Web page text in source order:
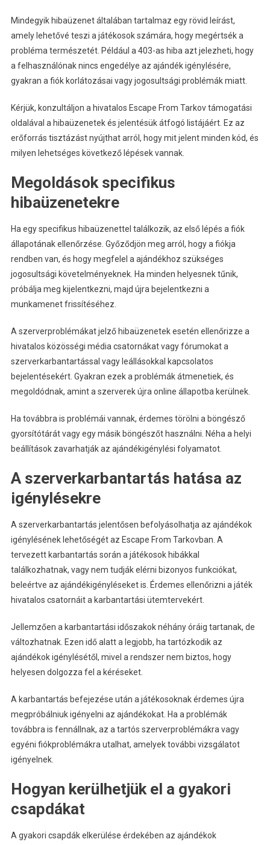
Mindegyik hibaüzenet általában tartalmaz egy rövid leírást,
amely lehetővé teszi a játékosok számára, hogy megértsék a
probléma természetét. Például a 403-as hiba azt jelezheti, hogy
a felhasználónak nincs engedélye az ajándék igénylésére,
gyakran a fiók korlátozásai vagy jogosultsági problémák miatt.
Kérjük, konzultáljon a hivatalos Escape From Tarkov támogatási
oldalával a hibaüzenetek és jelentésük átfogó listájáért. Ez az
erőforrás tisztázást nyújthat arról, hogy mit jelent minden kód, és
milyen lehetséges következő lépések vannak.
Megoldások specifikus
hibaüzenetekre
Ha egy specifikus hibaüzenettel találkozik, az első lépés a fiók
állapotának ellenőrzése. Győződjön meg arról, hogy a fiókja
rendben van, és hogy megfelel a ajándékhoz szükséges
jogosultsági követelményeknek. Ha minden helyesnek tűnik,
próbálja meg kijelentkezni, majd újra bejelentkezni a
munkamenet frissítéséhez.
A szerverproblémákat jelző hibaüzenetek esetén ellenőrizze a
hivatalos közösségi média csatornákat vagy fórumokat a
szerverkarbantartással vagy leállásokkal kapcsolatos
bejelentésekért. Gyakran ezek a problémák átmenetiek, és
megoldódnak, amint a szerverek újra online állapotba kerülnek.
Ha továbbra is problémái vannak, érdemes törölni a böngésző
gyorsítótárát vagy egy másik böngészőt használni. Néha a helyi
beállítások zavarhatják az ajándékigénylési folyamatot.
A szerverkarbantartás hatása az
igénylésekre
A szerverkarbantartás jelentősen befolyásolhatja az ajándékok
igénylésének lehetőségét az Escape From Tarkovban. A
tervezett karbantartás során a játékosok hibákkal
találkozhatnak, vagy nem tudják elérni bizonyos funkciókat,
beleértve az ajándékigényléseket is. Érdemes ellenőrizni a játék
hivatalos csatornáit a karbantartási ütemtervekért.
Jellemzően a karbantartási időszakok néhány óráig tartanak, de
változhatnak. Ezen idő alatt a legjobb, ha tartózkodik az
ajándékok igénylésétől, mivel a rendszer nem biztos, hogy
helyesen dolgozza fel a kéréseket.
A karbantartás befejezése után a játékosoknak érdemes újra
megpróbálniuk igényelni az ajándékokat. Ha a problémák
továbbra is fennállnak, az a tartós szerverproblémákra vagy
egyéni fiókproblémákra utalhat, amelyek további vizsgálatot
igényelnek.
Hogyan kerülhetjük el a gyakori
csapdákat
A gyakori csapdák elkerülése érdekében az ajándékok